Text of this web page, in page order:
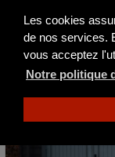
Les cookies
de nos services.
vous acceptez
Notre politique
Publié il y a 16 jours